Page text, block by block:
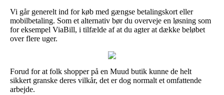
Vi går generelt ind for køb med gængse betalingskort eller
mobilbetaling. Som et alternativ bør du overveje en løsning som
for eksempel ViaBill, i tilfælde af at du agter at dække beløbet
over flere uger.
Forud for at folk shopper på en Muud butik kunne de helt
sikkert granske deres vilkår, det er dog normalt et omfattende
arbejde.